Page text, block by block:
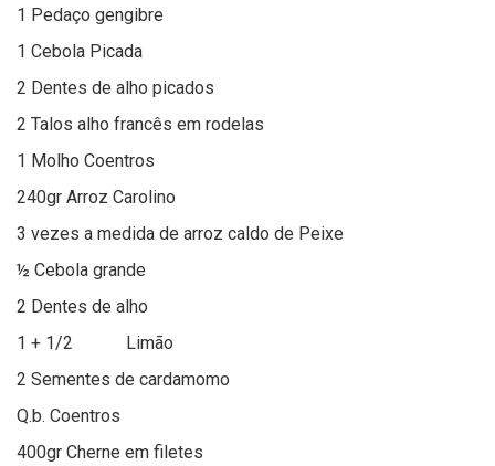
1 Pedaço gengibre
1 Cebola Picada
2 Dentes de alho picados
2 Talos alho francês em rodelas
1 Molho Coentros
240gr Arroz Carolino
3 vezes a medida de arroz caldo de Peixe
½ Cebola grande
2 Dentes de alho
1 + 1/2 Limão
2 Sementes de cardamomo
Q.b. Coentros
400gr Cherne em filetes